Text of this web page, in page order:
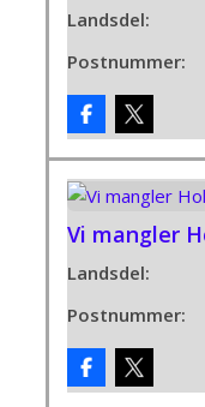
Landsdel:
Postnummer:
Vi mangler
Landsdel:
Postnummer: